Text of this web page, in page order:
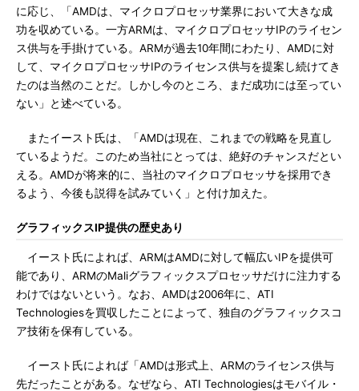
に応じ、「AMDは、マイクロプロセッサ業界において大きな成
功を収めている。一方ARMは、マイクロプロセッサIPのライセン
ス供与を手掛けている。ARMが過去10年間にわたり、AMDに対
して、マイクロプロセッサIPのライセンス供与を提案し続けてき
たのは当然のことだ。しかし今のところ、まだ成功には至ってい
ない」と述べている。
またイースト氏は、「AMDは現在、これまでの戦略を見直し
ているようだ。このため当社にとっては、絶好のチャンスだとい
える。AMDが将来的に、当社のマイクロプロセッサを採用でき
るよう、今後も説得を試みていく」と付け加えた。
グラフィックスIP提供の歴史あり
イースト氏によれば、ARMはAMDに対して幅広いIPを提供可
能であり、ARMのMaliグラフィックスプロセッサだけに注力する
わけではないという。なお、AMDは2006年に、ATI
Technologiesを買収したことによって、独自のグラフィックスコ
ア技術を保有している。
イースト氏によれば「AMDは形式上、ARMのライセンス供与
先だったことがある。なぜなら、ATI Technologiesはモバイル・